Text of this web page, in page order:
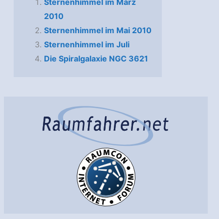
2010
Sternenhimmel im Mai 2010
Sternenhimmel im Juli
Die Spiralgalaxie NGC 3621